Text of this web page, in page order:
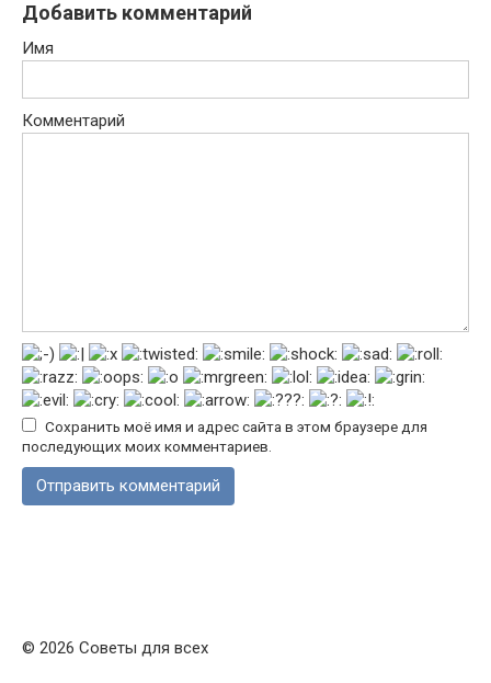
Добавить комментарий
Имя
Комментарий
Сохранить моё имя и адрес сайта в этом браузере для
последующих моих комментариев.
© 2026 Советы для всех